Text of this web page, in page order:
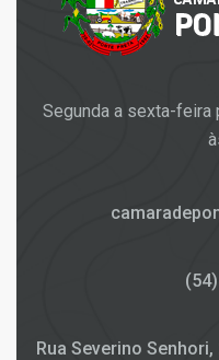
Segunda a sexta-feira
Rua Severino